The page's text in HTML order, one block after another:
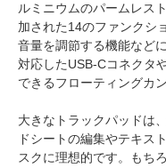
ルミニウムのパームレス
加された14のファンクシ
音量を調節する機能など
対応したUSB-Cコネクタ
できるフローティングカ
大きなトラックパッドは
ドシートの編集やテキス
スクに理想的です。もち